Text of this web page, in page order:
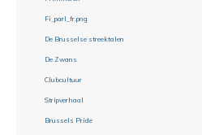
Fi_parl_fr.png
De Brusselse streektalen
De Zwans
Clubcultuur
Stripverhaal
Brussels Pride